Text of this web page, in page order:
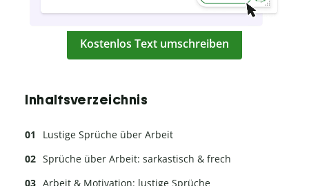
Kostenlos Text umschreiben
Inhaltsverzeichnis
Lustige Sprüche über Arbeit
Sprüche über Arbeit: sarkastisch & frech
Arbeit & Motivation: lustige Sprüche